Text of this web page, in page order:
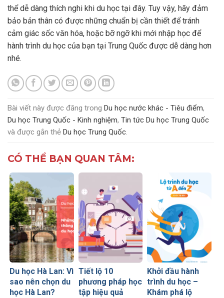
thể dễ dàng thích nghi khi du học tại đây. Tuy vậy, hãy đảm
bảo bản thân có được những chuẩn bị cần thiết để tránh
cảm giác sốc văn hóa, hoặc bỡ ngỡ khi mới nhập học để
hành trình du học của bạn tại Trung Quốc được dễ dàng hơn
nhé.
Bài viết này được đăng trong Du học nước khác - Tiêu điểm,
Du học Trung Quốc - Kinh nghiệm, Tin tức Du học Trung Quốc
và được gắn thẻ Du học Trung Quốc.
CÓ THỂ BẠN QUAN TÂM:
Du học Hà Lan: Vì
sao nên chọn du
học Hà Lan?
Tiết lộ 10
phương pháp học
tập hiệu quả
Khởi đầu hành
trình du học –
Khám phá lộ